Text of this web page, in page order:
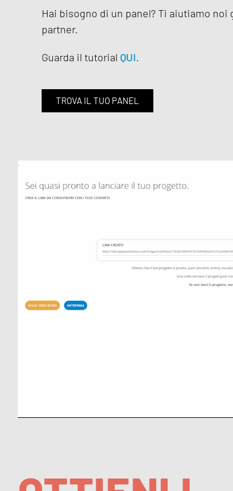
Hai bisogno di un panel? Ti aiutiamo noi
partner.
Guarda il tutorial QUI.
TROVA IL TUO PANEL